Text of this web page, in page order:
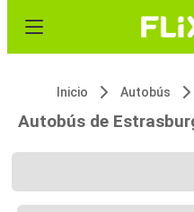
Inicio Autobús
Autobús de